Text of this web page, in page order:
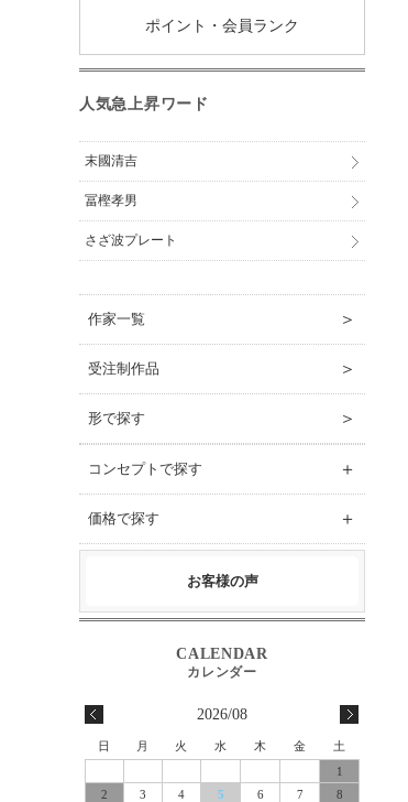
ポイント・会員ランク
人気急上昇ワード
末國清吉
冨樫孝男
さざ波プレート
作家一覧 ＞
受注制作品 ＞
形で探す ＞
コンセプトで探す ＋
価格で探す ＋
お客様の声
2026/08
日 月 火 水 木 金
土
1
2
3 4 5 6 7
8